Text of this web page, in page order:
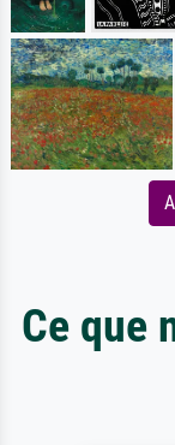
Ce que